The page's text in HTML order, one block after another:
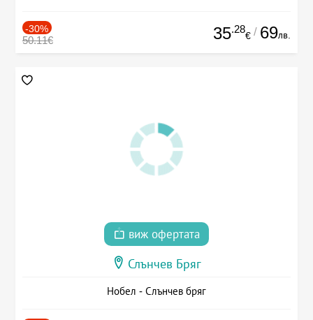
-30%
50.11€ 35.28
€ / 69лв.
виж офертата
Слънчев Бряг
Нобел - Слънчев бряг